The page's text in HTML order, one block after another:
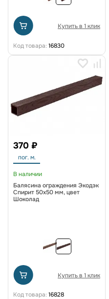
Купить в 1 клик
Код товара: 16830
370 ₽
пог. м.
В наличии
Балясина ограждения Экодэк
Спирит 50х50 мм, цвет
Шоколад
Купить в 1 клик
Код товара: 16828